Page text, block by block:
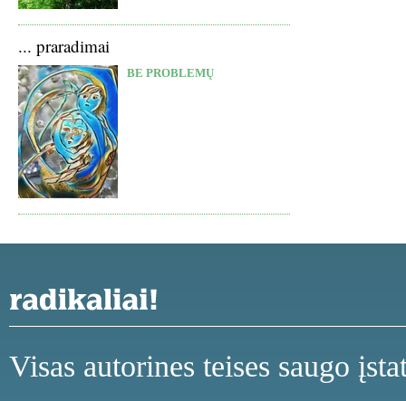
... praradimai
BE PROBLEMŲ
Visas autorines teises saugo